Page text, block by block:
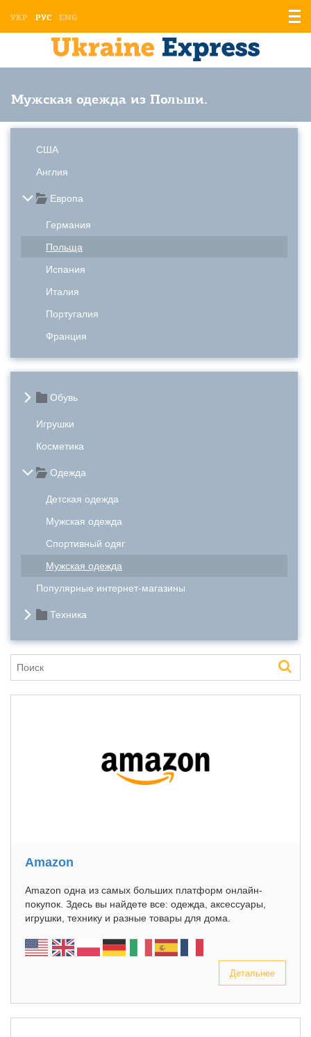
УКР РУС ENG
Мужская одежда из Польши.
США
Англия
Европа
Германия
Польща
Испания
Италия
Португалия
Франция
Обувь
Игрушки
Косметика
Одежда
Детская одежда
Мужская одежда
Спортивный одяг
Мужская одежда
Популярные интернет-магазины
Техника
Amazon
Amazon одна из самых больших платформ онлайн-
покупок. Здесь вы найдете все: одежда, аксессуары,
игрушки, технику и разные товары для дома.
Детальнее